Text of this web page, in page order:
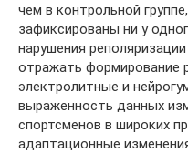
чем в контрольной
зафиксированы ни у
нарушения
отражать формирование
электролитные и
выраженность данных
спортсменов в широких
адаптационные